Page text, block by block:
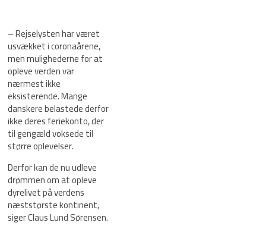
– Rejselysten har været
usvækket i coronaårene,
men mulighederne for at
opleve verden var
nærmest ikke
eksisterende. Mange
danskere belastede derfor
ikke deres feriekonto, der
til gengæld voksede til
større oplevelser.
Derfor kan de nu udleve
drømmen om at opleve
dyrelivet på verdens
næststørste kontinent,
siger Claus Lund Sørensen.